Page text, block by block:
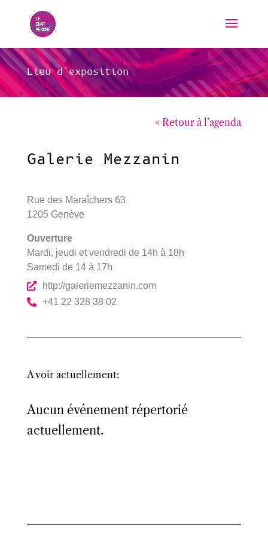
Lieu d’exposition
< Retour à l’agenda
Galerie Mezzanin
Rue des Maraîchers 63
1205 Genève
Ouverture
Mardi, jeudi et vendredi de 14h à 18h
Samedi de 14 à 17h
http://galeriemezzanin.com
+41 22 328 38 02
A voir actuellement:
Aucun événement répertorié
actuellement.